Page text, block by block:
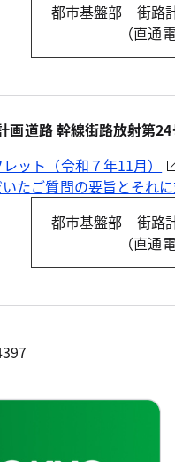
都市基盤部 街路
（直通
画道路 幹線街路放射第
ット（令和７年11月）
たご質問の要旨とそれ
都市基盤部 街路
（直通